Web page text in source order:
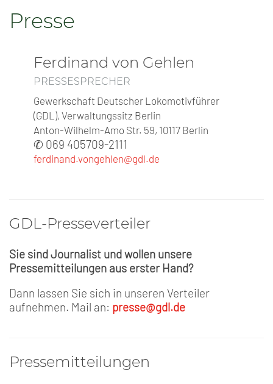
Presse
Ferdinand von Gehlen
PRESSESPRECHER
Gewerkschaft Deutscher Lokomotivführer
(GDL), Verwaltungssitz Berlin
Anton-Wilhelm-Amo Str. 59, 10117 Berlin
✆ 069 405709-2111
ferdinand.vongehlen@gdl.de
GDL-Presse­verteiler
Sie sind Journalist und wollen unsere
Pressemitteilungen aus erster Hand?
Dann lassen Sie sich in unseren Verteiler
aufnehmen. Mail an: presse@gdl.de
Pressemitteilungen